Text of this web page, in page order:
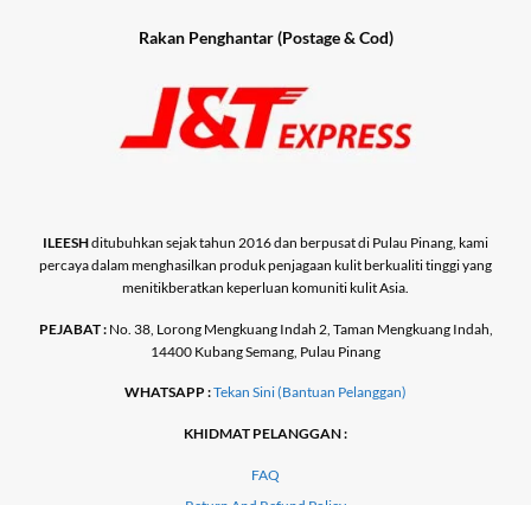
Rakan Penghantar (Postage & Cod)
ILEESHditubuhkan sejak tahun 2016 dan berpusat di Pulau Pinang, kami
percaya dalam menghasilkan produk penjagaan kulit berkualiti tinggi yang
menitikberatkan keperluan komuniti kulit Asia.
PEJABAT : No. 38, Lorong Mengkuang Indah 2, Taman Mengkuang Indah,
14400 Kubang Semang, Pulau Pinang
WHATSAPP :Tekan Sini (Bantuan Pelanggan)
KHIDMAT PELANGGAN :
FAQ